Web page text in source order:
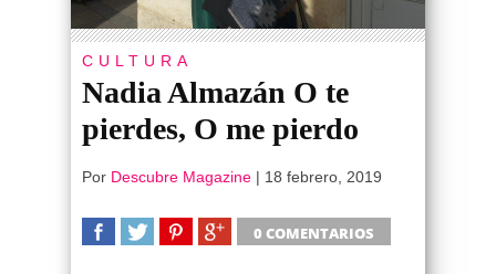
CULTURA
Nadia Almazán O te
pierdes, O me pierdo
Por Descubre Magazine | 18 febrero, 2019
0 COMENTARIOS